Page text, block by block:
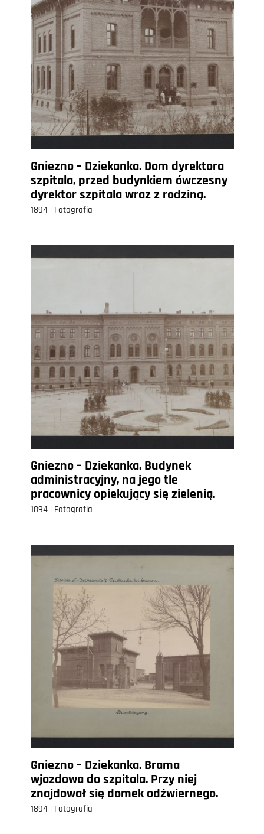
Gniezno – Dziekanka. Dom dyrektora
szpitala, przed budynkiem ówczesny
dyrektor szpitala wraz z rodziną.
1894 | Fotografia
Gniezno – Dziekanka. Budynek
administracyjny, na jego tle
pracownicy opiekujący się zielenią.
1894 | Fotografia
Gniezno – Dziekanka. Brama
wjazdowa do szpitala. Przy niej
znajdował się domek odźwiernego.
1894 | Fotografia